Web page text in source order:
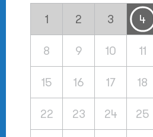
1 2 3 4
8 9 10 11
15 16 17 18
22 23 24 25